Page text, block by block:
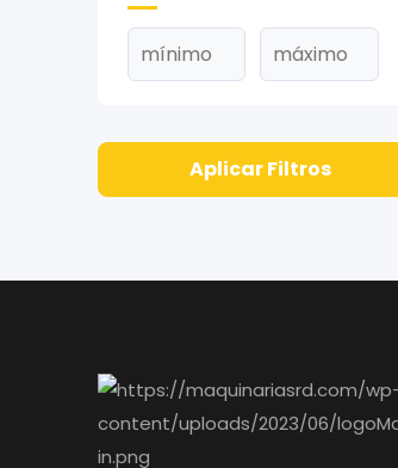
Aplicar Filtros